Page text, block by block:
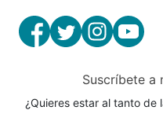
Suscríbete a
¿Quieres estar al tanto de